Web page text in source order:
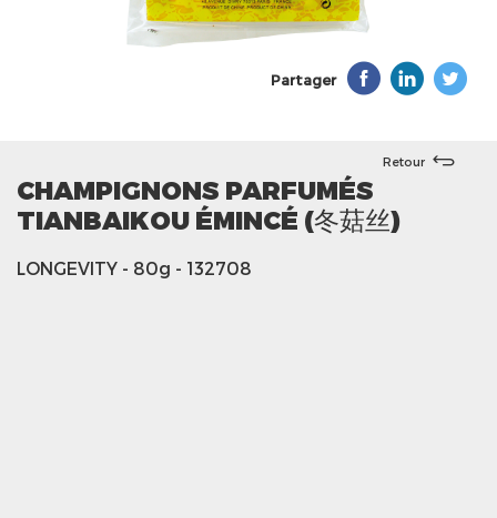
Partager
Retour
CHAMPIGNONS PARFUMÉS
TIANBAIKOU ÉMINCÉ (冬菇丝)
LONGEVITY - 80g - 132708